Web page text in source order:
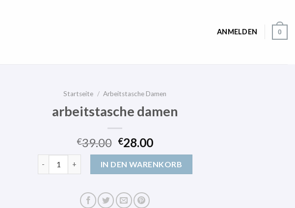
ANMELDEN 0
Startseite / Arbeitstasche Damen
arbeitstasche damen
€39.00 €28.00
IN DEN WARENKORB